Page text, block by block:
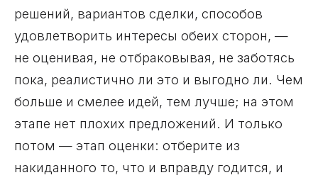
решений, вариантов сделки, способов
удовлетворить интересы обеих сторон, —
не оценивая, не отбраковывая, не заботясь
пока, реалистично ли это и выгодно ли. Чем
больше и смелее идей, тем лучше; на этом
этапе нет плохих предложений. И только
потом — этап оценки: отберите из
накиданного то, что и вправду годится, и